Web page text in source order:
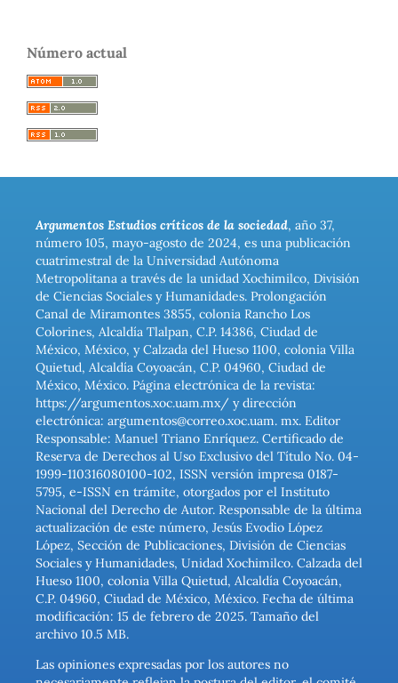
Número actual
Argumentos Estudios críticos de la sociedad, año 37,
número 105, mayo-agosto de 2024, es una publicación
cuatrimestral de la Universidad Autónoma
Metropolitana a través de la unidad Xochimilco, División
de Ciencias Sociales y Humanidades. Prolongación
Canal de Miramontes 3855, colonia Rancho Los
Colorines, Alcaldía Tlalpan, C.P. 14386, Ciudad de
México, México, y Calzada del Hueso 1100, colonia Villa
Quietud, Alcaldía Coyoacán, C.P. 04960, Ciudad de
México, México. Página electrónica de la revista:
https://argumentos.xoc.uam.mx/ y dirección
electrónica: argumentos@correo.xoc.uam. mx. Editor
Responsable: Manuel Triano Enríquez. Certificado de
Reserva de Derechos al Uso Exclusivo del Título No. 04-
1999-110316080100-102, ISSN versión impresa 0187-
5795, e-ISSN en trámite, otorgados por el Instituto
Nacional del Derecho de Autor. Responsable de la última
actualización de este número, Jesús Evodio López
López, Sección de Publicaciones, División de Ciencias
Sociales y Humanidades, Unidad Xochimilco. Calzada del
Hueso 1100, colonia Villa Quietud, Alcaldía Coyoacán,
C.P. 04960, Ciudad de México, México. Fecha de última
modificación: 15 de febrero de 2025. Tamaño del
archivo 10.5 MB.
Las opiniones expresadas por los autores no